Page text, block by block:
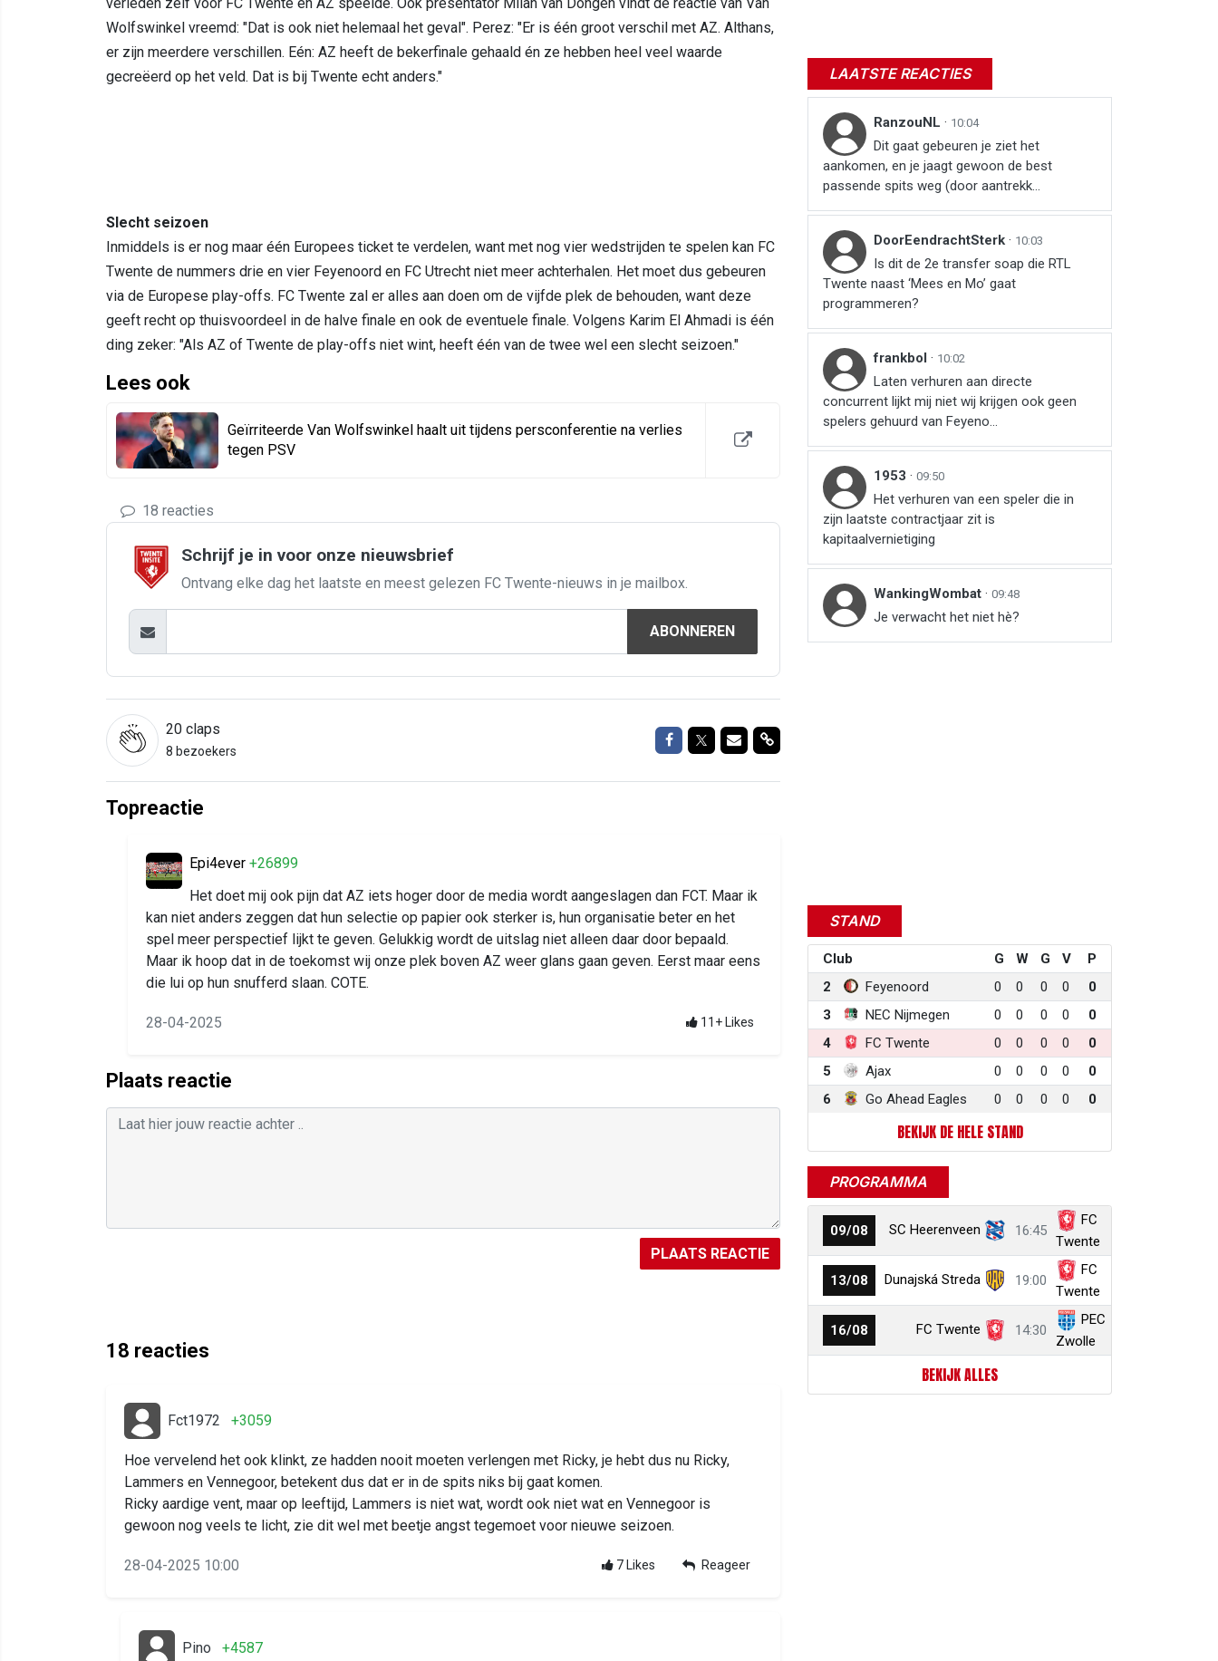
Wolfswinkel vreemd: "Dat is ook niet helemaal het geval". Perez: "Er is één groot verschil met AZ. Althans,
er zijn meerdere verschillen. Eén: AZ heeft de bekerfinale gehaald én ze hebben heel veel waarde
gecreëerd op het veld. Dat is bij Twente echt anders."
Slecht seizoen
Inmiddels is er nog maar één Europees ticket te verdelen, want met nog vier wedstrijden te spelen kan FC
Twente de nummers drie en vier Feyenoord en FC Utrecht niet meer achterhalen. Het moet dus gebeuren
via de Europese play-offs. FC Twente zal er alles aan doen om de vijfde plek de behouden, want deze
geeft recht op thuisvoordeel in de halve finale en ook de eventuele finale. Volgens Karim El Ahmadi is één
ding zeker: "Als AZ of Twente de play-offs niet wint, heeft één van de twee wel een slecht seizoen."
Lees ook
Geïrriteerde Van Wolfswinkel haalt uit tijdens persconferentie na verlies
tegen PSV
18 reacties
Schrijf je in voor onze nieuwsbrief
Ontvang elke dag het laatste en meest gelezen FC Twente-nieuws in je mailbox.
ABONNEREN
20 claps
8 bezoekers
Delen op Facebook
Delen op Twitter
Delen via Mail
Delen link
Topreactie
Epi4ever +26899
Het doet mij ook pijn dat AZ iets hoger door de media wordt aangeslagen dan FCT. Maar ik
kan niet anders zeggen dat hun selectie op papier ook sterker is, hun organisatie beter en het
spel meer perspectief lijkt te geven. Gelukkig wordt de uitslag niet alleen daar door bepaald.
Maar ik hoop dat in de toekomst wij onze plek boven AZ weer glans gaan geven. Eerst maar eens
die lui op hun snufferd slaan. COTE.
28-04-2025 11+ Likes
Plaats reactie
PLAATS REACTIE
18 reacties
Fct1972 +3059
Hoe vervelend het ook klinkt, ze hadden nooit moeten verlengen met Ricky, je hebt dus nu Ricky,
Lammers en Vennegoor, betekent dus dat er in de spits niks bij gaat komen.
Ricky aardige vent, maar op leeftijd, Lammers is niet wat, wordt ook niet wat en Vennegoor is
gewoon nog veels te licht, zie dit wel met beetje angst tegemoet voor nieuwe seizoen.
28-04-2025 10:00 7 Likes Reageer
Pino +4587
LAATSTE REACTIES
RanzouNL · 10:04
Dit gaat gebeuren je ziet het
aankomen, en je jaagt gewoon de best
passende spits weg (door aantrekk...
DoorEendrachtSterk · 10:03
Is dit de 2e transfer soap die RTL
Twente naast ‘Mees en Mo’ gaat
programmeren?
frankbol · 10:02
Laten verhuren aan directe
concurrent lijkt mij niet wij krijgen ook geen
spelers gehuurd van Feyeno...
1953 · 09:50
Het verhuren van een speler die in
zijn laatste contractjaar zit is
kapitaalvernietiging
WankingWombat · 09:48
Je verwacht het niet hè?
STAND
Club G W G V
P
2
Feyenoord 0 0 0 0
0
3
NEC Nijmegen 0 0 0 0
0
4
FC Twente 0 0 0 0
0
5
Ajax 0 0 0 0
0
6
Go Ahead Eagles 0 0 0 0 0
BEKIJK DE HELE STAND
PROGRAMMA
09/08 SC Heerenveen 16:45
FC
Twente
13/08 Dunajská Streda 19:00
FC
Twente
16/08 FC Twente 14:30
PEC
Zwolle
BEKIJK ALLES